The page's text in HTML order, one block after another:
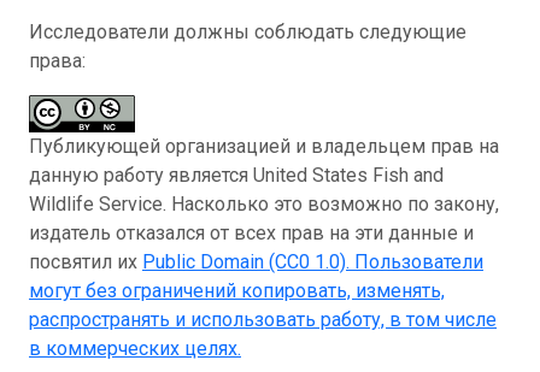
Исследователи должны соблюдать следующие
права:
Публикующей организацией и владельцем прав на
данную работу является United States Fish and
Wildlife Service. Насколько это возможно по закону,
издатель отказался от всех прав на эти данные и
посвятил их Public Domain (CC0 1.0). Пользователи
могут без ограничений копировать, изменять,
распространять и использовать работу, в том числе
в коммерческих целях.